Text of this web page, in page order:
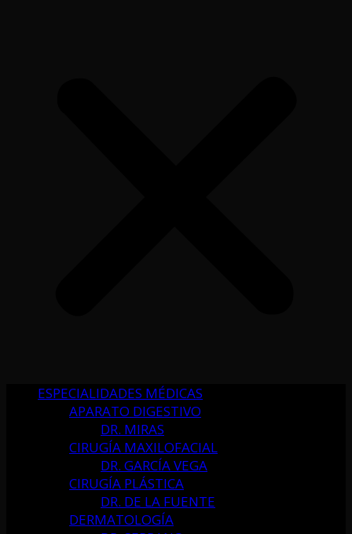
ESPECIALIDADES MÉDICAS
APARATO DIGESTIVO
DR. MIRAS
CIRUGÍA MAXILOFACIAL
DR. GARCÍA VEGA
CIRUGÍA PLÁSTICA
DR. DE LA FUENTE
DERMATOLOGÍA